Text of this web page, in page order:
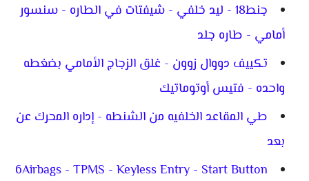
جنط18 - ليد خلفي - شيفتات في الطاره - سنسور
أمامي - طاره جلد
تكييف دووال زوون - غلق الزجاج الأمامي بضغطه
واحده - فتيس أوتوماتيك
طي المقاعد الخلفيه من الشنطه - إداره المحرك عن
بعد
6Airbags - TPMS - Keyless Entry - Start Button